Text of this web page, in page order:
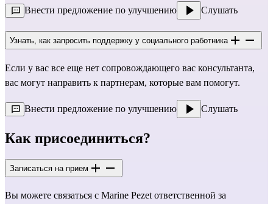
Внести предложение по улучшению Слушать
Узнать, как запросить поддержку у социального работника
Если у вас все еще нет сопровождающего вас консультанта,
вас могут направить к партнерам, которые вам помогут.
Внести предложение по улучшению Слушать
Как присоединиться?
Записаться на прием
Вы можете связаться с Marine Pezet ответственной за